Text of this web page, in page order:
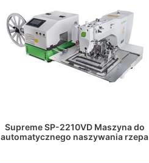
Supreme SP-2210VD Maszyna do
automatycznego naszywania rzepa